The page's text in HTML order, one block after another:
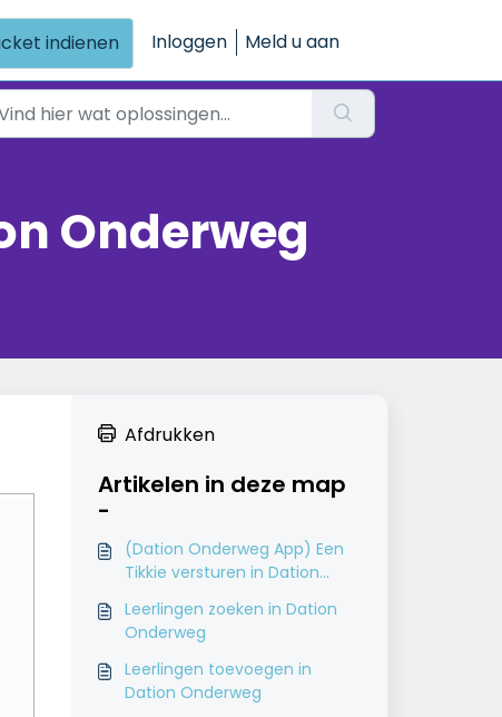
indienen Inloggen Meld u aan
Onderweg
Afdrukken
Artikelen in deze map
-
(Dation Onderweg App) Een
Tikkie versturen in Dation
Leerlingen zoeken in Dation
Onderweg
Leerlingen toevoegen in
Dation Onderweg